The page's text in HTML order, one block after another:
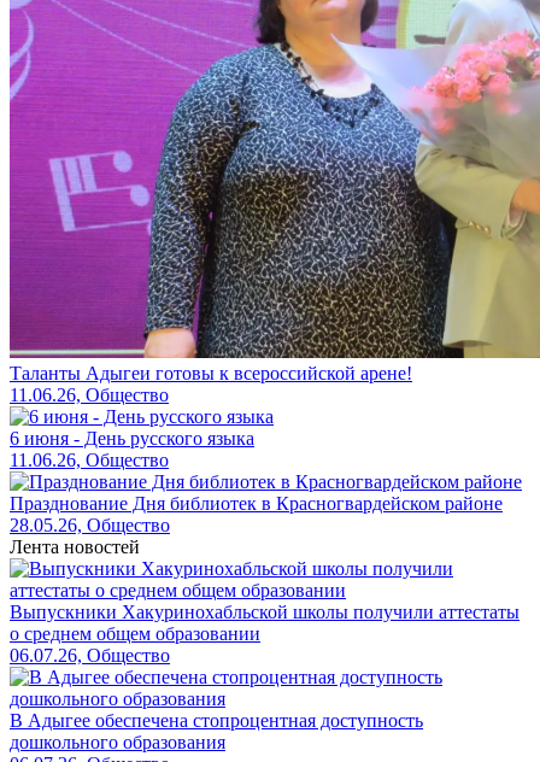
Таланты Адыгеи готовы к всероссийской арене!
11.06.26, Общество
6 июня - День русского языка
11.06.26, Общество
Празднование Дня библиотек в Красногвардейском районе
28.05.26, Общество
Лента новостей
Выпускники Хакуринохабльской школы получили аттестаты
о среднем общем образовании
06.07.26, Общество
В Адыгее обеспечена стопроцентная доступность
дошкольного образования